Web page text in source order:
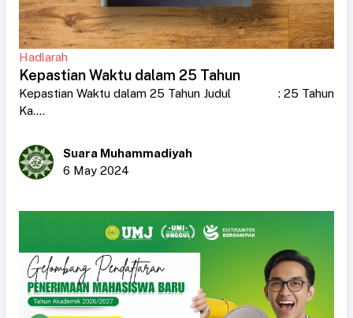
Hadlarah
Kepastian Waktu dalam 25 Tahun
Kepastian Waktu dalam 25 Tahun Judul : 25 Tahun
Ka....
Suara Muhammadiyah
6 May 2024